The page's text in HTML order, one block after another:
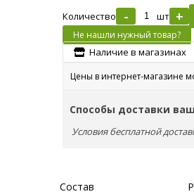
Количество - шт +
Не нашли нужный товар?
Наличие в магазинах
Цены в интернет-магазине
Способы доставки
Условия бесплатной
Состав